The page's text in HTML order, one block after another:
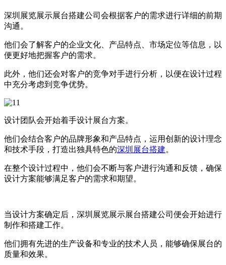
深圳展览展示展台搭建公司会根据客户的需求进行详细的前期
沟通。
他们会了解客户的企业文化、产品特点、市场定位等信息，以
便更好地把握客户的需求。
此外，他们还会对客户的竞争对手进行分析，以便在设计过程
中充分考虑到竞争优势。
设计团队会开始着手设计展台方案。
他们会结合客户的品牌形象和产品特点，运用创新的设计理念
和技术手段，打造出独具特色的深圳展台搭建。
在整个设计过程中，他们会不断与客户进行沟通和反馈，确保
设计方案能够满足客户的需求和期望。
当设计方案确定后，深圳展览展示展台搭建公司便会开始进行
制作和搭建工作。
他们拥有先进的生产设备和专业的技术人员，能够确保展台的
质量和效果。